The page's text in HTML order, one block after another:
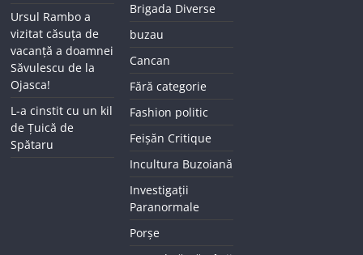
Ursul Rambo a
vizitat căsuța de
vacanță a doamnei
Săvulescu de la
Ojasca!
L-a cinstit cu un kil
de Țuică de
Spătaru
Brigada Diverse
buzau
Cancan
Fără categorie
Fashion politic
Feișăn Critique
Incultura Buzoiană
Investigații
Paranormale
Porșe